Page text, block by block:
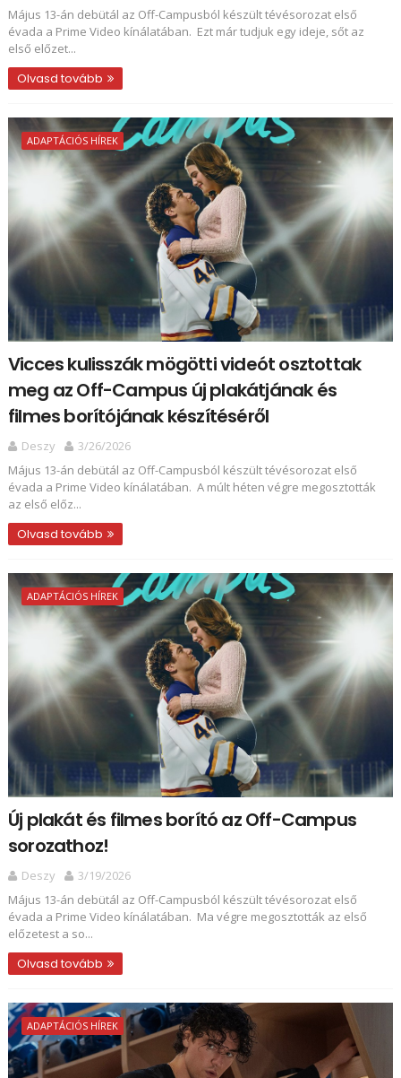
Május 13-án debütál az Off-Campusból készült tévésorozat első
évada a Prime Video kínálatában. Ezt már tudjuk egy ideje, sőt az
első előzet...
Olvasd tovább
ADAPTÁCIÓS HÍREK
Vicces kulisszák mögötti videót osztottak
meg az Off-Campus új plakátjának és
filmes borítójának készítéséről
Deszy
3/26/2026
Május 13-án debütál az Off-Campusból készült tévésorozat első
évada a Prime Video kínálatában. A múlt héten végre megosztották
az első előz...
Olvasd tovább
ADAPTÁCIÓS HÍREK
Új plakát és filmes borító az Off-Campus
sorozathoz!
Deszy
3/19/2026
Május 13-án debütál az Off-Campusból készült tévésorozat első
évada a Prime Video kínálatában. Ma végre megosztották az első
előzetest a so...
Olvasd tovább
ADAPTÁCIÓS HÍREK